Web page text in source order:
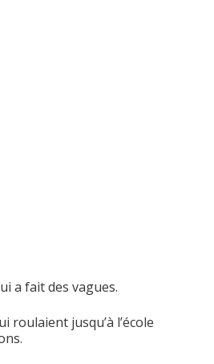
a fait des vagues.
jusqu’à l’école